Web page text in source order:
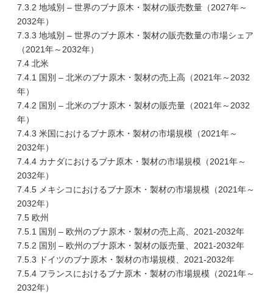
7.3.2 地域別 – 世界のブナ原木・製材の販売数量（2027年～
2032年）
7.3.3 地域別 – 世界のブナ原木・製材の販売数量の市場シェア
（2021年～2032年）
7.4 北米
7.4.1 国別 – 北米のブナ原木・製材の売上高（2021年～2032
年）
7.4.2 国別 – 北米のブナ原木・製材の販売量（2021年～2032
年）
7.4.3 米国におけるブナ原木・製材の市場規模（2021年～
2032年）
7.4.4 カナダにおけるブナ原木・製材の市場規模（2021年～
2032年）
7.4.5 メキシコにおけるブナ原木・製材の市場規模（2021年～
2032年）
7.5 欧州
7.5.1 国別 – 欧州のブナ原木・製材の売上高、2021-2032年
7.5.2 国別 – 欧州のブナ原木・製材の販売量、2021-2032年
7.5.3 ドイツのブナ原木・製材の市場規模、2021-2032年
7.5.4 フランスにおけるブナ原木・製材の市場規模（2021年～
2032年）